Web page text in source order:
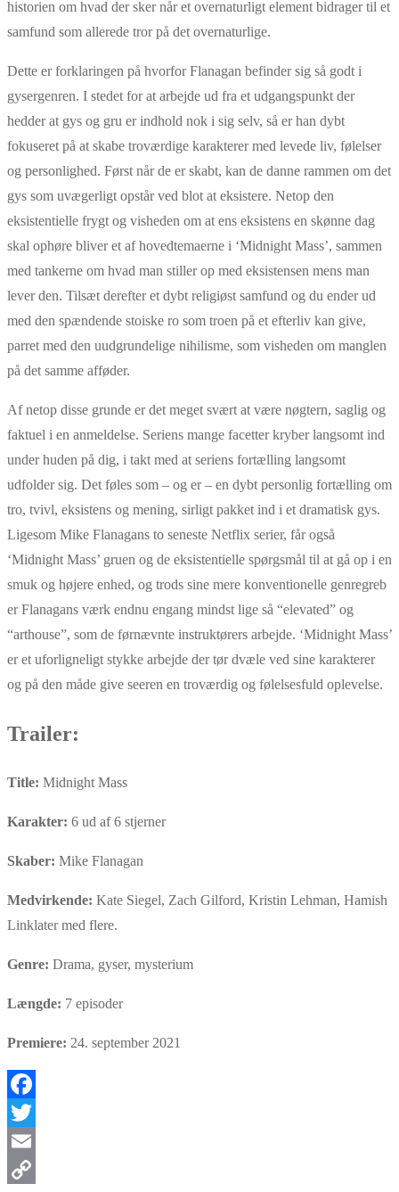
historien om hvad der sker når et overnaturligt element bidrager til et
samfund som allerede tror på det overnaturlige.
Dette er forklaringen på hvorfor Flanagan befinder sig så godt i
gysergenren. I stedet for at arbejde ud fra et udgangspunkt der
hedder at gys og gru er indhold nok i sig selv, så er han dybt
fokuseret på at skabe troværdige karakterer med levede liv, følelser
og personlighed. Først når de er skabt, kan de danne rammen om det
gys som uvægerligt opstår ved blot at eksistere. Netop den
eksistentielle frygt og visheden om at ens eksistens en skønne dag
skal ophøre bliver et af hovedtemaerne i ‘Midnight Mass’, sammen
med tankerne om hvad man stiller op med eksistensen mens man
lever den. Tilsæt derefter et dybt religiøst samfund og du ender ud
med den spændende stoiske ro som troen på et efterliv kan give,
parret med den uudgrundelige nihilisme, som visheden om manglen
på det samme afføder.
Af netop disse grunde er det meget svært at være nøgtern, saglig og
faktuel i en anmeldelse. Seriens mange facetter kryber langsomt ind
under huden på dig, i takt med at seriens fortælling langsomt
udfolder sig. Det føles som – og er – en dybt personlig fortælling om
tro, tvivl, eksistens og mening, sirligt pakket ind i et dramatisk gys.
Ligesom Mike Flanagans to seneste Netflix serier, får også
‘Midnight Mass’ gruen og de eksistentielle spørgsmål til at gå op i en
smuk og højere enhed, og trods sine mere konventionelle genregreb
er Flanagans værk endnu engang mindst lige så “elevated” og
“arthouse”, som de førnævnte instruktørers arbejde. ‘Midnight Mass’
er et uforligneligt stykke arbejde der tør dvæle ved sine karakterer
og på den måde give seeren en troværdig og følelsesfuld oplevelse.
Trailer:
Title: Midnight Mass
Karakter: 6 ud af 6 stjerner
Skaber: Mike Flanagan
Medvirkende: Kate Siegel, Zach Gilford, Kristin Lehman, Hamish
Linklater med flere.
Genre: Drama, gyser, mysterium
Længde: 7 episoder
Premiere: 24. september 2021
Facebook
Twitter
Email